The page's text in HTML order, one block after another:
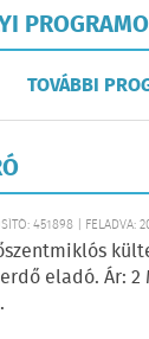
TOVÁBBI
451898 | FELADVA:
eladó. Ár: 2